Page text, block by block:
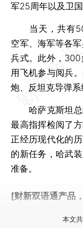
军25周年以及卫
当天，共有
空军、海军等各
兵式。此外，
用飞机参与阅兵
炮、反坦克导弹系
哈萨克斯坦总
最高指挥检阅了
正经历现代化的
的新任务，哈武
准备。
[财新双语通产品
本文